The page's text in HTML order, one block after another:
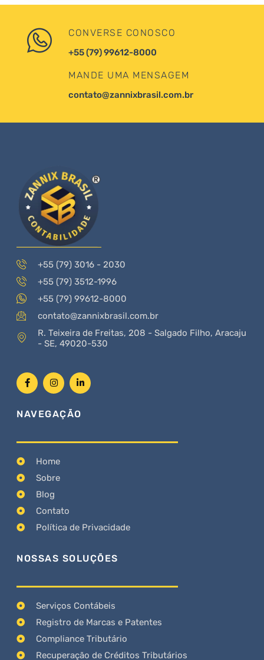
CONVERSE CONOSCO
+55 (79) 99612-8000
MANDE UMA MENSAGEM
contato@zannixbrasil.com.br
+55 (79) 3016 - 2030
+55 (79) 3512-1996
+55 (79) 99612-8000
contato@zannixbrasil.com.br
R. Teixeira de Freitas, 208 - Salgado Filho, Aracaju
- SE, 49020-530
NAVEGAÇÃO
Home
Sobre
Blog
Contato
Política de Privacidade
NOSSAS SOLUÇÕES
Serviços Contábeis
Registro de Marcas e Patentes
Compliance Tributário
Recuperação de Créditos Tributários